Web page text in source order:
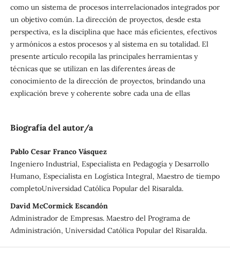
como un sistema de procesos interrelacionados integrados por
un objetivo común. La dirección de proyectos, desde esta
perspectiva, es la disciplina que hace más eficientes, efectivos
y armónicos a estos procesos y al sistema en su totalidad. El
presente artículo recopila las principales herramientas y
técnicas que se utilizan en las diferentes áreas de
conocimiento de la dirección de proyectos, brindando una
explicación breve y coherente sobre cada una de ellas
Biografía del autor/a
Pablo Cesar Franco Vásquez
Ingeniero Industrial, Especialista en Pedagogía y Desarrollo
Humano, Especialista en Logística Integral, Maestro de tiempo
completoUniversidad Católica Popular del Risaralda.
David McCormick Escandón
Administrador de Empresas. Maestro del Programa de
Administración, Universidad Católica Popular del Risaralda.